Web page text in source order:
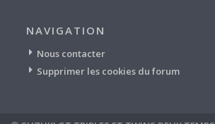
NAVIGATION
Nous contacter
Supprimer les cookies du forum